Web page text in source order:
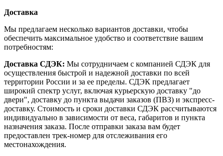
Доставка
Мы предлагаем несколько вариантов доставки, чтобы
обеспечить максимальное удобство и соответствие вашим
потребностям:
Доставка СДЭК: Мы сотрудничаем с компанией СДЭК для
осуществления быстрой и надежной доставки по всей
территории России и за ее пределы. СДЭК предлагает
широкий спектр услуг, включая курьерскую доставку "до
двери", доставку до пункта выдачи заказов (ПВЗ) и экспресс-
доставку. Стоимость и сроки доставки СДЭК рассчитываются
индивидуально в зависимости от веса, габаритов и пункта
назначения заказа. После отправки заказа вам будет
предоставлен трек-номер для отслеживания его
местонахождения.